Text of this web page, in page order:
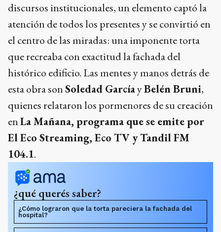
discursos institucionales, un elemento captó la
atención de todos los presentes y se convirtió en
el centro de las miradas: una imponente torta
que recreaba con exactitud la fachada del
histórico edificio. Las mentes y manos detrás de
esta obra sonSoledad GarcíayBelén Bruni,
quienes relataron los pormenores de su creación
enLa Mañana, programa que se emite por
El Eco Streaming, Eco TV y Tandil FM
104.1.
¿qué querés saber?
¿Cómo lograron que la torta pareciera la fachada del
hospital?